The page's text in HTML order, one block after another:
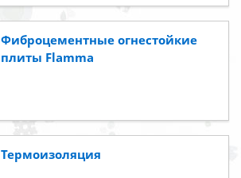
Фиброцементные огнестойкие
плиты Flamma
Термоизоляция